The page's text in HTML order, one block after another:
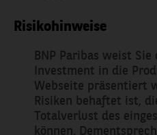
Risikohinweise
BNP Paribas weist
Investment in die
Webseite präsentiert
Risiken behaftet ist,
Totalverlust des
können.